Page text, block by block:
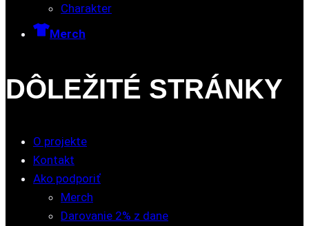
Charakter
Merch
DÔLEŽITÉ STRÁNKY
O projekte
Kontakt
Ako podporiť
Merch
Darovanie 2% z dane